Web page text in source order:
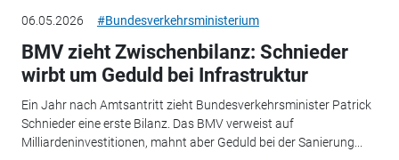
06.05.2026 #Bundesverkehrsministerium
BMV zieht Zwischenbilanz: Schnieder
wirbt um Geduld bei Infrastruktur
Ein Jahr nach Amtsantritt zieht Bundesverkehrsminister Patrick
Schnieder eine erste Bilanz. Das BMV verweist auf
Milliardeninvestitionen, mahnt aber Geduld bei der Sanierung...